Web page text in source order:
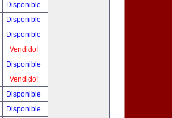
Disponible
Disponible
Disponible
Vendido!
Disponible
Vendido!
Disponible
Disponible